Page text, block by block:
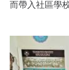
而帶入社區學